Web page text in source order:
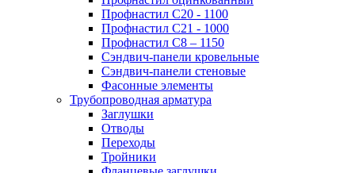
Профнастил С20 - 1100
Профнастил С21 - 1000
Профнастил С8 – 1150
Сэндвич-панели кровельные
Сэндвич-панели стеновые
Фасонные элементы
Трубопроводная арматура
Заглушки
Отводы
Переходы
Тройники